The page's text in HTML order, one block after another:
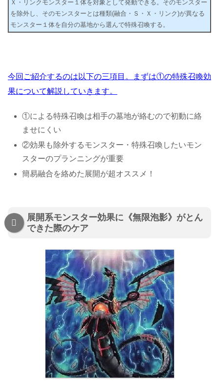
Ｘ・リンクモンスター１体を対象として発動できる。そのモンスター
を除外し、そのモンスターとは種類(融合・Ｓ・Ｘ・リンク)が異なる
モンスター１体を自分の墓地から選んで特殊召喚する。
今回ご紹介するのは以下の三項目。まずは①の特殊召喚効
果について解説していきます。
①による特殊召喚は相手の墓地が絡むので初動に絡
ませにくい
②効果も除外するモンスター・特殊召喚したいモン
スターのプランニングが重要
簡易融合を絡めた展開が超オススメ！
展開系モンスター効果に《無限泡影》がとん
できた際のケア